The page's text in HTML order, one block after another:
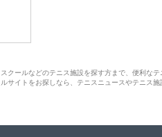
ールなどのテニス施設を探す方まで、便利なテ
サイトをお探しなら、テニスニュースやテニス